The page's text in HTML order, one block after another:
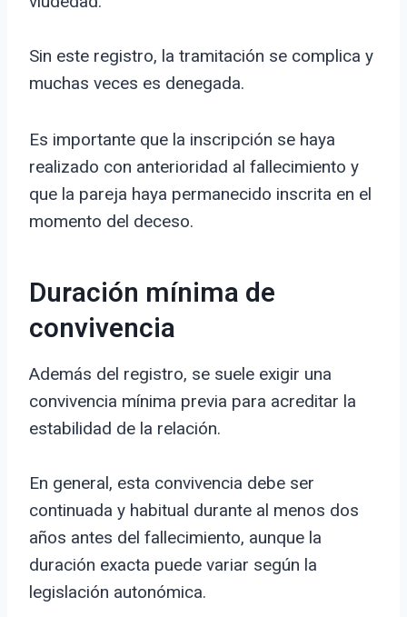
Sin este registro, la tramitación se complica y
muchas veces es denegada.
Es importante que la inscripción se haya
realizado con anterioridad al fallecimiento y
que la pareja haya permanecido inscrita en el
momento del deceso.
Duración mínima de
convivencia
Además del registro, se suele exigir una
convivencia mínima previa para acreditar la
estabilidad de la relación.
En general, esta convivencia debe ser
continuada y habitual durante al menos dos
años antes del fallecimiento, aunque la
duración exacta puede variar según la
legislación autonómica.